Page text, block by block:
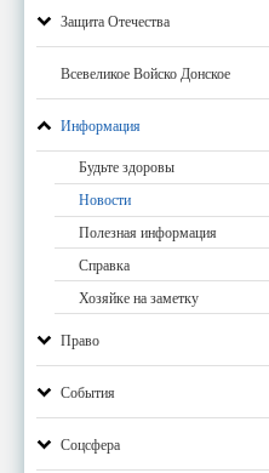
Защита Отечества
Всевеликое Войско Донское
Информация
Будьте здоровы
Новости
Полезная информация
Справка
Хозяйке на заметку
Право
События
Соцсфера